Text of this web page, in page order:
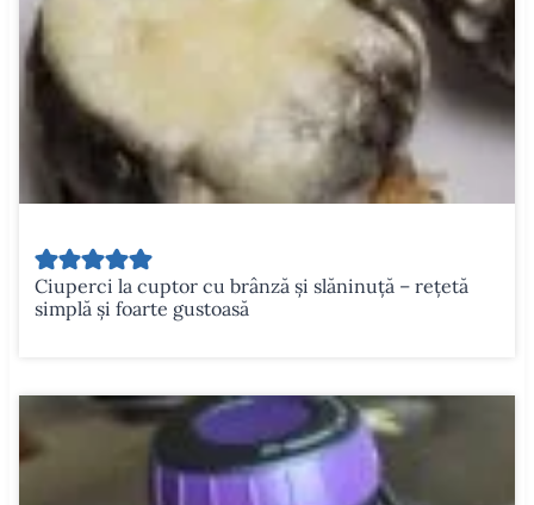
Ciuperci la cuptor cu brânză și slăninuță – rețetă
simplă și foarte gustoasă